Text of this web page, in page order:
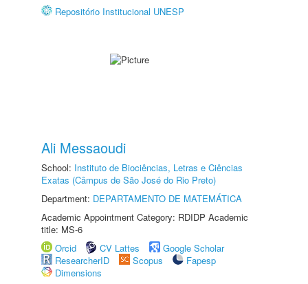
Repositório Institucional UNESP
Ali Messaoudi
School: Instituto de Biociências, Letras e Ciências
Exatas (Câmpus de São José do Rio Preto)
Department: DEPARTAMENTO DE MATEMÁTICA
Academic Appointment Category: RDIDP Academic
title: MS-6
Orcid
CV Lattes
Google Scholar
ResearcherID
Scopus
Fapesp
Dimensions